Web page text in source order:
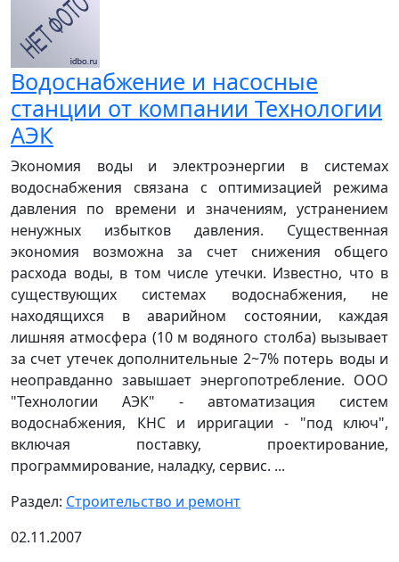
Водоснабжение и насосные
станции от компании Технологии
АЭК
Экономия воды и электроэнергии в системах
водоснабжения связана с оптимизацией режима
давления по времени и значениям, устранением
ненужных избытков давления. Существенная
экономия возможна за счет снижения общего
расхода воды, в том числе утечки. Известно, что в
существующих системах водоснабжения, не
находящихся в аварийном состоянии, каждая
лишняя атмосфера (10 м водяного столба) вызывает
за счет утечек дополнительные 2~7% потерь воды и
неоправданно завышает энергопотребление. ООО
"Технологии АЭК" - автоматизация систем
водоснабжения, КНС и ирригации - "под ключ",
включая поставку, проектирование,
программирование, наладку, сервис. ...
Раздел: Строительство и ремонт
02.11.2007